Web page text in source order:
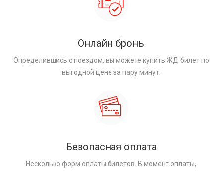
Онлайн бронь
Определившись с поездом, вы можете купить ЖД билет по
выгодной цене за пару минут.
Безопасная оплата
Несколько форм оплаты билетов. В момент оплаты,